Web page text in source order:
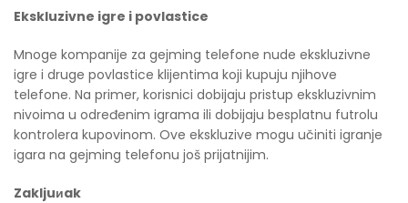
Ekskluzivne igre i povlastice
Mnoge kompanije za gejming telefone nude ekskluzivne
igre i druge povlastice klijentima koji kupuju njihove
telefone. Na primer, korisnici dobijaju pristup ekskluzivnim
nivoima u određenim igrama ili dobijaju besplatnu futrolu
kontrolera kupovinom. Ove ekskluzive mogu učiniti igranje
igara na gejming telefonu još prijatnijim.
Zakljuиak